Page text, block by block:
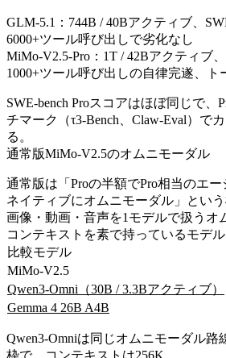
GLM-5.1：744B / 40Bアクティブ、
6000+ツール呼び出しで劣化なし
MiMo-V2.5-Pro：1T / 42Bアクティブ、
1000+ツール呼び出しの自律完遂、ト
SWE-bench Proスコアはほぼ同じで、
チマーク（τ3-Bench、Claw-Eval）で
る。
通常版MiMo-V2.5のオムニモーダル
通常版は「Proの半額でPro相当のエ
ネイティブにオムニモーダル」という
画像・動画・音声を1モデルで扱うオ
コンテキストを素で持っているモデル
比較モデル
MiMo-V2.5
Qwen3-Omni（30B / 3.3Bアクティブ）
Gemma 4 26B A4B
Qwen3-Omniは同じオムニモーダル路
枠で、コンテキストは256K。